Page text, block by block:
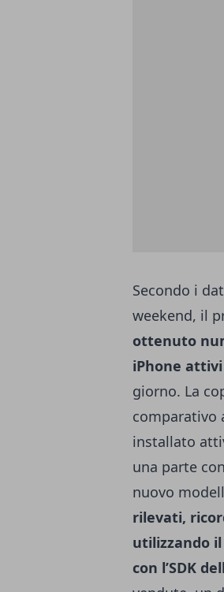
Secondo i
weekend, il
ottenuto
iPhone
giorno. La
comparativo
installato
una parte
nuovo
rilevati,
utilizzando
con l’SDK